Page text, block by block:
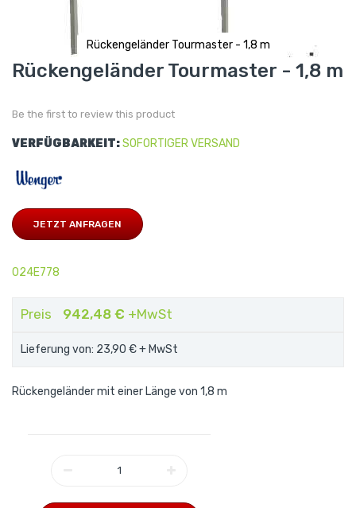
Rückengeländer Tourmaster - 1,8 m
Skip
to
the
gallery
Rückengeländer Tourmaster - 1,8 m
Be the first to review this product
VERFÜGBARKEIT:SOFORTIGER VERSAND
JETZT ANFRAGEN
024E778
Preis 942,48 € +MwSt
Lieferung von: 23,90 €+ MwSt
Rückengeländer mit einer Länge von 1,8 m